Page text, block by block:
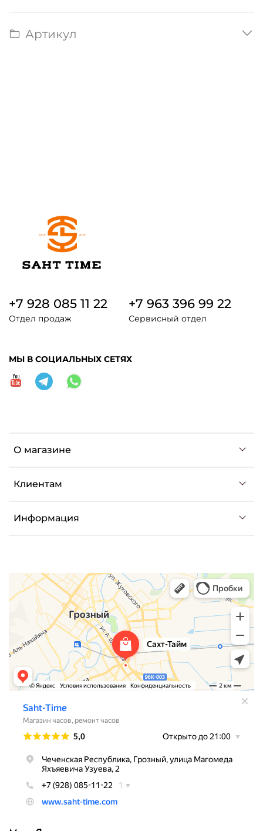
Артикул
О магазине
Клиентам
Информация
+7 928 085 11 22
Отдел продаж
+7 963 396 99 22
Сервисный отдел
МЫ В СОЦИАЛЬНЫХ СЕТЯХ